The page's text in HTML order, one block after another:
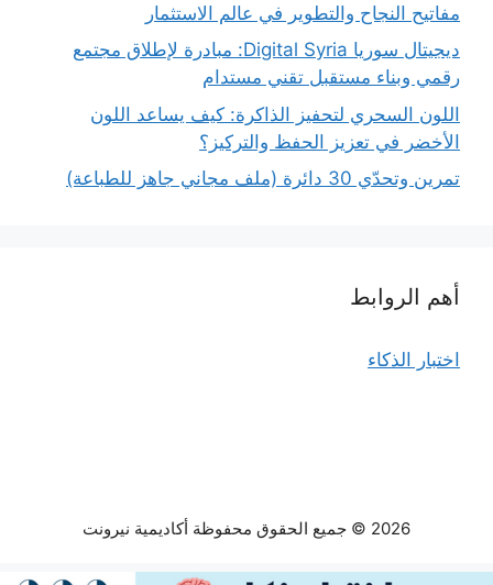
مفاتيح النجاح والتطوير في عالم الاستثمار
ديجيتال سوريا Digital Syria: مبادرة لإطلاق مجتمع
رقمي وبناء مستقبل تقني مستدام
اللون السحري لتحفيز الذاكرة: كيف يساعد اللون
الأخضر في تعزيز الحفظ والتركيز؟
تمرين وتحدّي 30 دائرة (ملف مجاني جاهز للطباعة)
أهم الروابط
اختبار الذكاء
2026 © جميع الحقوق محفوظة أكاديمية نيرونت